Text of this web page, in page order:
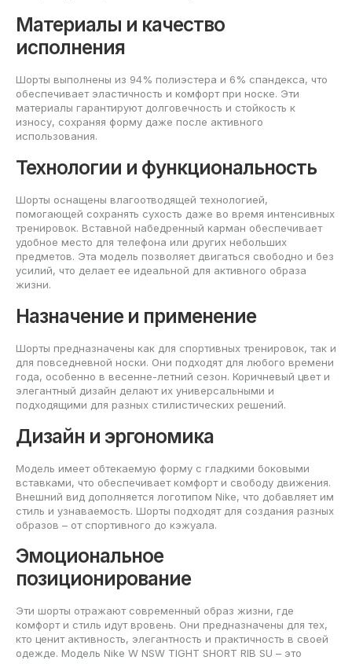
Материалы и качество
исполнения
Шорты выполнены из 94% полиэстера и 6% спандекса, что
обеспечивает эластичность и комфорт при носке. Эти
материалы гарантируют долговечность и стойкость к
износу, сохраняя форму даже после активного
использования.
Технологии и функциональность
Шорты оснащены влагоотводящей технологией,
помогающей сохранять сухость даже во время интенсивных
тренировок. Вставной набедренный карман обеспечивает
удобное место для телефона или других небольших
предметов. Эта модель позволяет двигаться свободно и без
усилий, что делает ее идеальной для активного образа
жизни.
Назначение и применение
Шорты предназначены как для спортивных тренировок, так и
для повседневной носки. Они подходят для любого времени
года, особенно в весенне-летний сезон. Коричневый цвет и
элегантный дизайн делают их универсальными и
подходящими для разных стилистических решений.
Дизайн и эргономика
Модель имеет обтекаемую форму с гладкими боковыми
вставками, что обеспечивает комфорт и свободу движения.
Внешний вид дополняется логотипом Nike, что добавляет им
стиль и узнаваемость. Шорты подходят для создания разных
образов – от спортивного до кэжуала.
Эмоциональное
позиционирование
Эти шорты отражают современный образ жизни, где
комфорт и стиль идут вровень. Они предназначены для тех,
кто ценит активность, элегантность и практичность в своей
одежде. Модель Nike W NSW TIGHT SHORT RIB SU – это